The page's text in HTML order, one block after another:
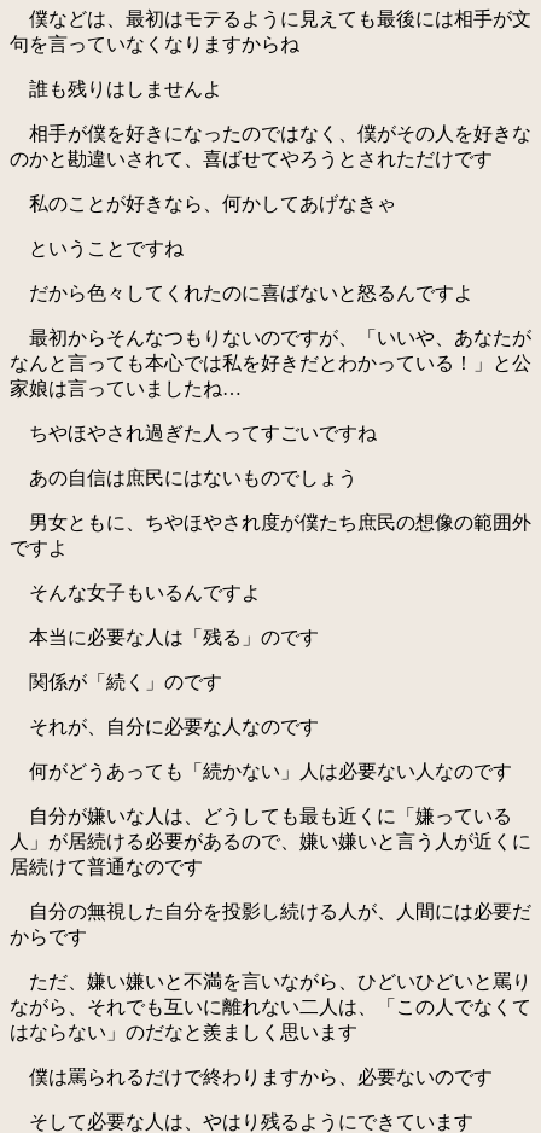
僕などは、最初はモテるように見えても最後には相手が文
句を言っていなくなりますからね
誰も残りはしませんよ
相手が僕を好きになったのではなく、僕がその人を好きな
のかと勘違いされて、喜ばせてやろうとされただけです
私のことが好きなら、何かしてあげなきゃ
ということですね
だから色々してくれたのに喜ばないと怒るんですよ
最初からそんなつもりないのですが、「いいや、あなたが
なんと言っても本心では私を好きだとわかっている！」と公
家娘は言っていましたね…
ちやほやされ過ぎた人ってすごいですね
あの自信は庶民にはないものでしょう
男女ともに、ちやほやされ度が僕たち庶民の想像の範囲外
ですよ
そんな女子もいるんですよ
本当に必要な人は「残る」のです
関係が「続く」のです
それが、自分に必要な人なのです
何がどうあっても「続かない」人は必要ない人なのです
自分が嫌いな人は、どうしても最も近くに「嫌っている
人」が居続ける必要があるので、嫌い嫌いと言う人が近くに
居続けて普通なのです
自分の無視した自分を投影し続ける人が、人間には必要だ
からです
ただ、嫌い嫌いと不満を言いながら、ひどいひどいと罵り
ながら、それでも互いに離れない二人は、「この人でなくて
はならない」のだなと羨ましく思います
僕は罵られるだけで終わりますから、必要ないのです
そして必要な人は、やはり残るようにできています